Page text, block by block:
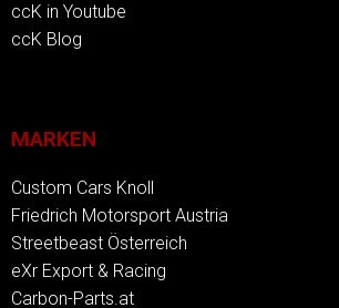
ccK in Youtube
ccK Blog
MARKEN
Custom Cars Knoll
Friedrich Motorsport Austria
Streetbeast Österreich
eXr Export & Racing
Carbon-Parts.at